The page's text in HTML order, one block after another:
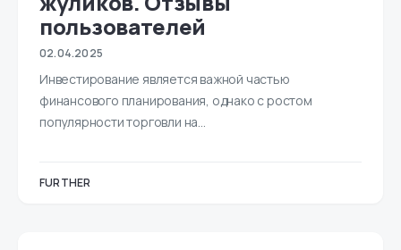
пользователей
02.04.2025
Инвестирование является важной частью
финансового планирования, однако с ростом
популярности торговли на…
FURTHER